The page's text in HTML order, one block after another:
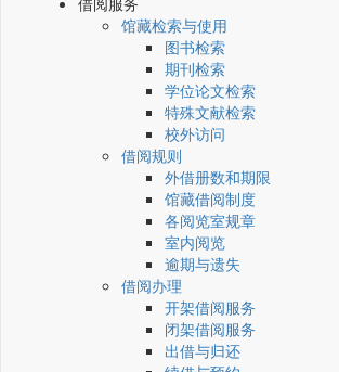
馆藏检索与使用
图书检索
期刊检索
学位论文检索
特殊文献检索
校外访问
借阅规则
外借册数和期限
馆藏借阅制度
各阅览室规章
室内阅览
逾期与遗失
借阅办理
开架借阅服务
闭架借阅服务
出借与归还